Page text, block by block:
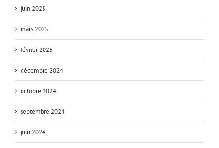
juin 2025
mars 2025
février 2025
décembre 2024
octobre 2024
septembre 2024
juin 2024